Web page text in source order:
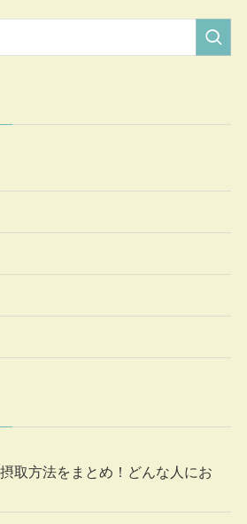
取方法をまとめ！どんな人にお